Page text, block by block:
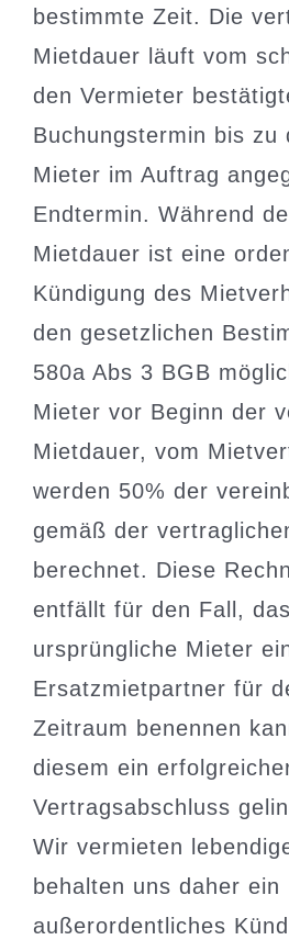
bestimmte Zeit. Die
Mietdauer läuft vom
den Vermieter
Buchungstermin bis zu
Mieter im Auftrag
Endtermin. Während
Mietdauer ist eine
Kündigung des
den gesetzlichen
580a Abs 3 BGB
Mieter vor Beginn der
Mietdauer, vom
werden 50% der
gemäß der
berechnet. Diese
entfällt für den Fall,
ursprüngliche Mieter
Ersatzmietpartner für
Zeitraum benennen
diesem ein
Vertragsabschluss
Wir vermieten
behalten uns daher ein
außerordentliches